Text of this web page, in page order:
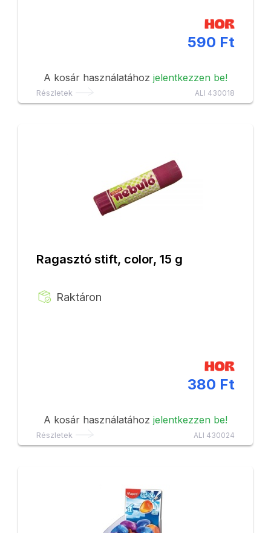
590 Ft
A kosár használatához jelentkezzen be!
Részletek ALI 430018
Ragasztó stift, color, 15 g
Raktáron
380 Ft
A kosár használatához jelentkezzen be!
Részletek ALI 430024